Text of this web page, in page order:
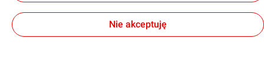
Nie akceptuję